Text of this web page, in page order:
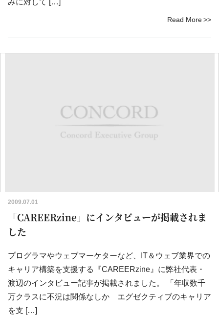
Read More
2009.07.01
「CAREERzine」にインタビューが掲載されま
した
プログラマやウェブマーケターなど、IT＆ウェブ業界での
キャリア構築を支援する『CAREERzine』に弊社代表・
渡辺のインタビュー記事が掲載されました。 「年収数千
万クラスに不況は関係なしか エグゼクティブのキャリア
を支 […]